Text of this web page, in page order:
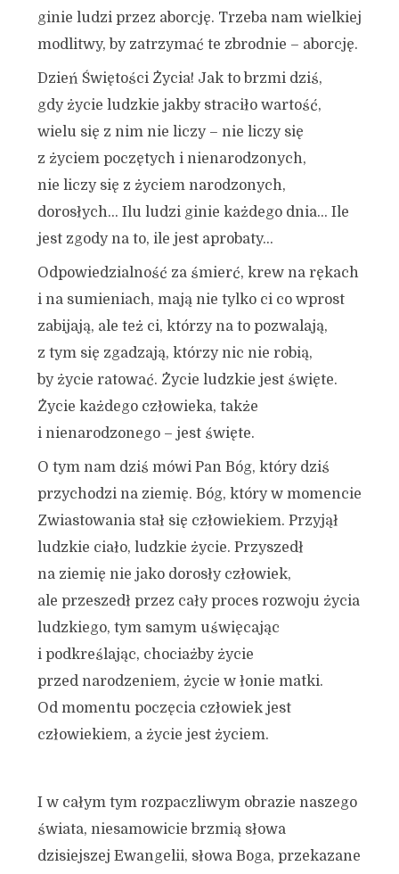
ginie ludzi przez aborcję. Trzeba nam wielkiej
modlitwy, by zatrzymać te zbrodnie – aborcję.
Dzień Świętości Życia! Jak to brzmi dziś,
gdy życie ludzkie jakby straciło wartość,
wielu się z nim nie liczy – nie liczy się
z życiem poczętych i nienarodzonych,
nie liczy się z życiem narodzonych,
dorosłych… Ilu ludzi ginie każdego dnia… Ile
jest zgody na to, ile jest aprobaty…
Odpowiedzialność za śmierć, krew na rękach
i na sumieniach, mają nie tylko ci co wprost
zabijają, ale też ci, którzy na to pozwalają,
z tym się zgadzają, którzy nic nie robią,
by życie ratować. Życie ludzkie jest święte.
Życie każdego człowieka, także
i nienarodzonego – jest święte.
O tym nam dziś mówi Pan Bóg, który dziś
przychodzi na ziemię. Bóg, który w momencie
Zwiastowania stał się człowiekiem. Przyjął
ludzkie ciało, ludzkie życie. Przyszedł
na ziemię nie jako dorosły człowiek,
ale przeszedł przez cały proces rozwoju życia
ludzkiego, tym samym uświęcając
i podkreślając, chociażby życie
przed narodzeniem, życie w łonie matki.
Od momentu poczęcia człowiek jest
człowiekiem, a życie jest życiem.
I w całym tym rozpaczliwym obrazie naszego
świata, niesamowicie brzmią słowa
dzisiejszej Ewangelii, słowa Boga, przekazane